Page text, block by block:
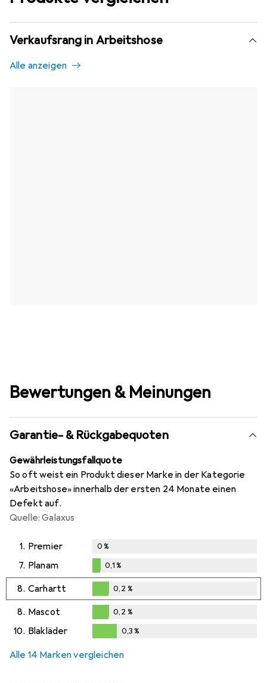
Verkaufsrang in Arbeitshose
Alle anzeigen
Bewertungen & Meinungen
Garantie- & Rückgabequoten
Gewährleistungsfallquote
So oft weist ein Produkt dieser Marke in der Kategorie
«Arbeitshose» innerhalb der ersten 24 Monate einen
Defekt auf.
Quelle: Galaxus
1. Premier 0%
7. Planam
0,1%
0,1%
8. Carhartt
0,2%
0,2 %
8. Mascot
0,2%
0,2 %
10. Blakläder 0,3%
Alle 14 Marken vergleichen